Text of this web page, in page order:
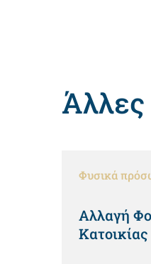
Άλλες
Φυσικά
Αλλαγή
Κατοικίας